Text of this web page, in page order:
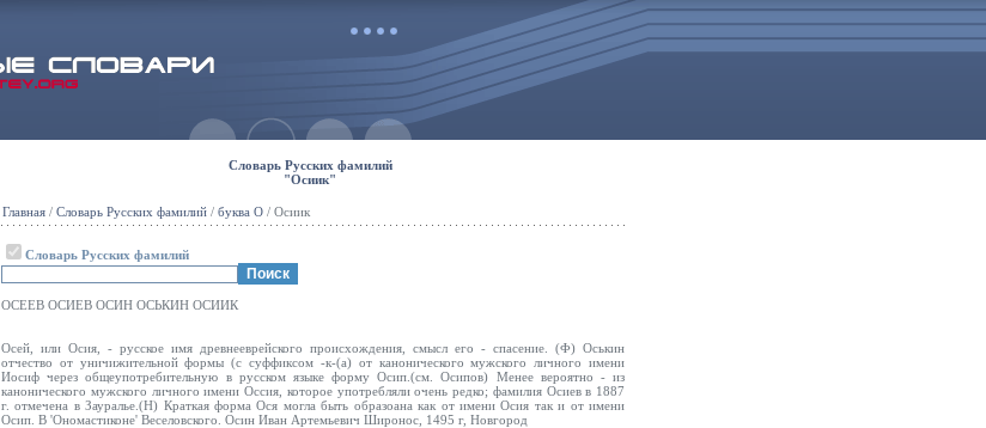
Словарь Русских фамилий
"Осиик"
Главная / Словарь Русских фамилий / буква О / Осиик
Словарь Русских фамилий
ОСЕЕВ ОСИЕВ ОСИН ОСЬКИН ОСИИК
Осей, или Осия, - русское имя древнееврейского происхождения, смысл его - спасение. (Ф) Оськин
отчество от уничижительной формы (с суффиксом -к-(а) от канонического мужского личного имени
Иосиф через общеупотребительную в русском языке форму Осип.(см. Осипов) Менее вероятно - из
канонического мужского личного имени Оссия, которое употребляли очень редко; фамилия Осиев в 1887
г. отмечена в Зауралье.(Н) Краткая форма Ося могла быть образоана как от имени Осия так и от имени
Осип. В 'Ономастиконе' Веселовского. Осин Иван Артемьевич Широнос, 1495 г, Новгород